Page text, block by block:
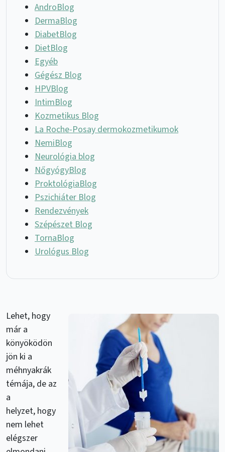
Lehet, hogy
már a
könyöködön
jön ki a
méhnyakrák
témája, de az
a
helyzet, hogy
nem lehet
elégszer
AndroBlog
DermaBlog
DiabetBlog
DietBlog
Egyéb
Gégész Blog
HPVBlog
IntimBlog
Kozmetikus Blog
La Roche-Posay dermokozmetikumok
NemiBlog
Neurológia blog
NőgyógyBlog
ProktológiaBlog
Pszichiáter Blog
Rendezvények
Szépészet Blog
TornaBlog
Urológus Blog